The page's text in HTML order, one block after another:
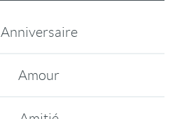
Anniversaire
Amour